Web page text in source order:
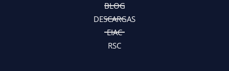
BLOG
DESCARGAS
EIAC
RSC